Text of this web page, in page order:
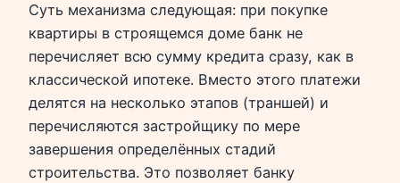
Суть механизма следующая: при покупке
квартиры в строящемся доме банк не
перечисляет всю сумму кредита сразу, как в
классической ипотеке. Вместо этого платежи
делятся на несколько этапов (траншей) и
перечисляются застройщику по мере
завершения определённых стадий
строительства. Это позволяет банку